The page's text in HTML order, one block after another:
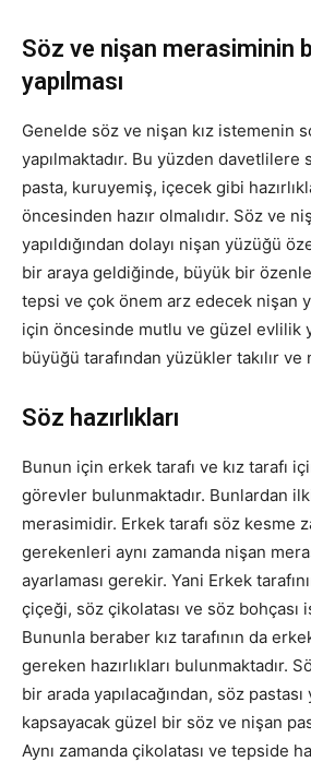
Söz ve nişan merasiminin
yapılması
Genelde söz ve nişan kız istemenin
yapılmaktadır. Bu yüzden davetlilere
pasta, kuruyemiş, içecek gibi
öncesinden hazır olmalıdır. Söz ve
yapıldığından dolayı nişan yüzüğü
bir araya geldiğinde, büyük bir
tepsi ve çok önem arz edecek nişan
için öncesinde mutlu ve güzel evlilik
büyüğü tarafından yüzükler takılır
Söz hazırlıkları
Bunun için erkek tarafı ve kız tarafı
görevler bulunmaktadır. Bunlardan
merasimidir. Erkek tarafı söz kesme
gerekenleri aynı zamanda nişan
ayarlaması gerekir. Yani Erkek
çiçeği, söz çikolatası ve söz bohçası
Bununla beraber kız tarafının da
gereken hazırlıkları bulunmaktadır.
bir arada yapılacağından, söz
kapsayacak güzel bir söz ve nişan
Aynı zamanda çikolatası ve tepside